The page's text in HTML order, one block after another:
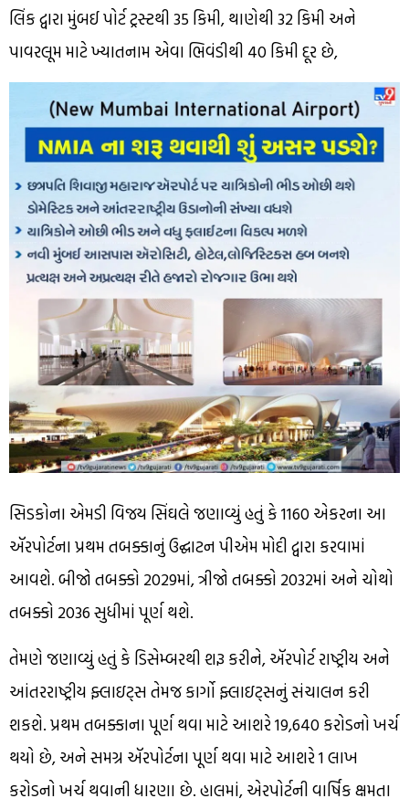
લિંક દ્વારા મુંબઈ પોર્ટ ટ્રસ્ટથી 35 કિમી, થાણેથી 32 કિમી અને
પાવરલૂમ માટે ખ્યાતનામ એવા ભિવંડીથી 40 કિમી દૂર છે,
સિડકોના એમડી વિજય સિંઘલે જણાવ્યું હતું કે 1160 એકરના આ
ઍરપોર્ટના પ્રથમ તબક્કાનું ઉદ્ઘાટન પીએમ મોદી દ્વારા કરવામાં
આવશે. બીજો તબક્કો 2029માં, ત્રીજો તબક્કો 2032માં અને ચોથો
તબક્કો 2036 સુધીમાં પૂર્ણ થશે.
તેમણે જણાવ્યું હતું કે ડિસેમ્બરથી શરૂ કરીને, ઍરપોર્ટ રાષ્ટ્રીય અને
આંતરરાષ્ટ્રીય ફ્લાઇટ્સ તેમજ કાર્ગો ફ્લાઇટ્સનું સંચાલન કરી
શકશે. પ્રથમ તબક્કાના પૂર્ણ થવા માટે આશરે ₹19,640 કરોડનો ખર્ચ
થયો છે, અને સમગ્ર ઍરપોર્ટના પૂર્ણ થવા માટે આશરે ₹1 લાખ
કરોડનો ખર્ચ થવાની ધારણા છે. હાલમાં, એરપોર્ટની વાર્ષિક ક્ષમતા